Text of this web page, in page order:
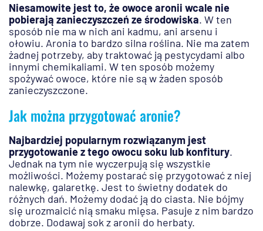
Niesamowite jest to, że owoce aronii wcale nie
pobierają zanieczyszczeń ze środowiska. W ten
sposób nie ma w nich ani kadmu, ani arsenu i
ołowiu. Aronia to bardzo silna roślina. Nie ma zatem
żadnej potrzeby, aby traktować ją pestycydami albo
innymi chemikaliami. W ten sposób możemy
spożywać owoce, które nie są w żaden sposób
zanieczyszczone.
Jak można przygotować aronie?
Najbardziej popularnym rozwiązanym jest
przygotowanie z tego owocu soku lub konfitury.
Jednak na tym nie wyczerpują się wszystkie
możliwości. Możemy postarać się przygotować z niej
nalewkę, galaretkę. Jest to świetny dodatek do
różnych dań. Możemy dodać ją do ciasta. Nie bójmy
się urozmaicić nią smaku mięsa. Pasuje z nim bardzo
dobrze. Dodawaj sok z aronii do herbaty.